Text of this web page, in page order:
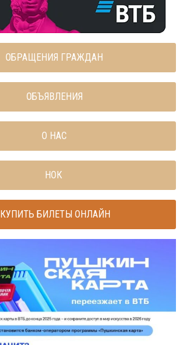
ОБРАЩЕНИЯ ГРАЖДАН
ОБЪЯВЛЕНИЯ
О НАС
НОК
КУПИТЬ БИЛЕТЫ ОНЛАЙН